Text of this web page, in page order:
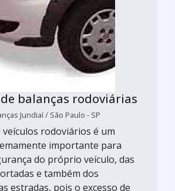
balanças rodoviárias
Jundiaí / São Paulo - SP
veículos rodoviários é um
importante para
do próprio veículo, das
e também dos
estradas, pois o excesso de